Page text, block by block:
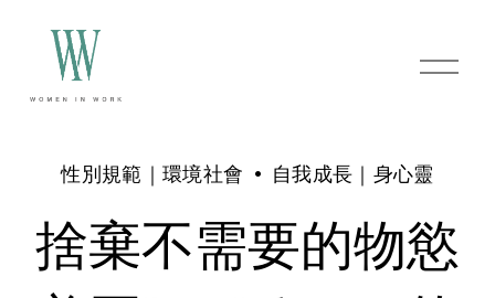
O
p
捨棄不需要的物慾
性別規範｜環境社會 自我成長｜身心靈